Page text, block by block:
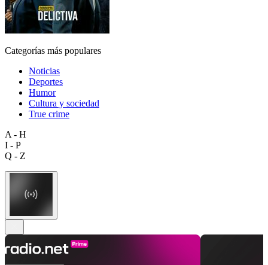
Categorías más populares
Noticias
Deportes
Humor
Cultura y sociedad
True crime
A - H
I - P
Q - Z